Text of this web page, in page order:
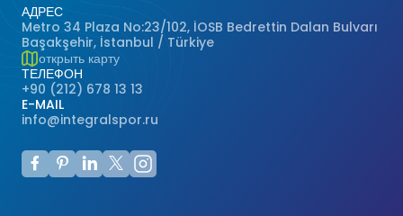
Бейсбольные Поля
Регби Поля
Бадминтонные Корты
Футзальные Корты
АДРЕС
Metro 34 Plaza No:23/102, İOSB Bedrettin Dalan Bulvarı
Başakşehir, İstanbul / Türkiye
открыть карту
ТЕЛЕФОН
+90 (212) 678 13 13
E-MAIL
info@integralspor.ru